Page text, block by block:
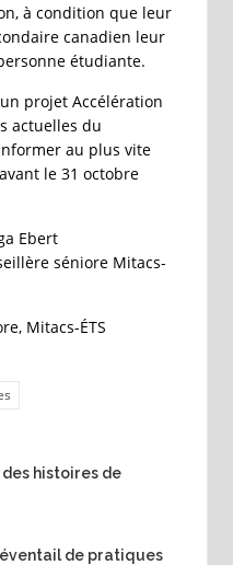
à condition que leur
canadien leur
étudiante.
projet Accélération
actuelles du
au plus vite
le 31 octobre
Ebert
séniore Mitacs-
Mitacs-ÉTS
histoires de
éventail de pratiques